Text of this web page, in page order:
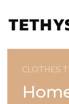
CLOTHES